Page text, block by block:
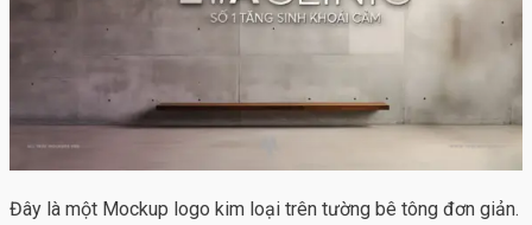
Đây là một Mockup logo kim loại trên tường bê tông đơn giản.